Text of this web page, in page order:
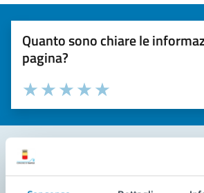
Quanto sono chiare le
pagina?
Valuta la chiarezza delle informazioni (da 1 a
Seleziona il numero di stelle per
Valuta 5 stelle su 5
Valuta 4 stelle su 5
Valuta 3 stelle su 5
Valuta 2 stelle su 5
Valuta 1 stelle su 5